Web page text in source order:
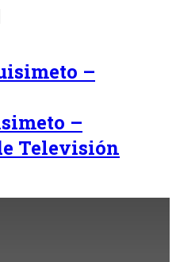
–
Televisión